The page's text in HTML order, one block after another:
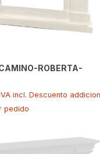
ROBERTA-
incl. Descuento
pedido